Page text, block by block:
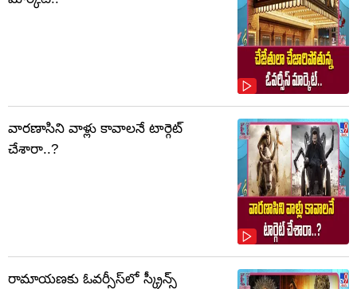
వారణాసిని వాళ్లు కావాలనే టార్గెట్
చేశారా..?
రామాయణకు ఓవర్సీస్‌లో స్క్రీన్స్